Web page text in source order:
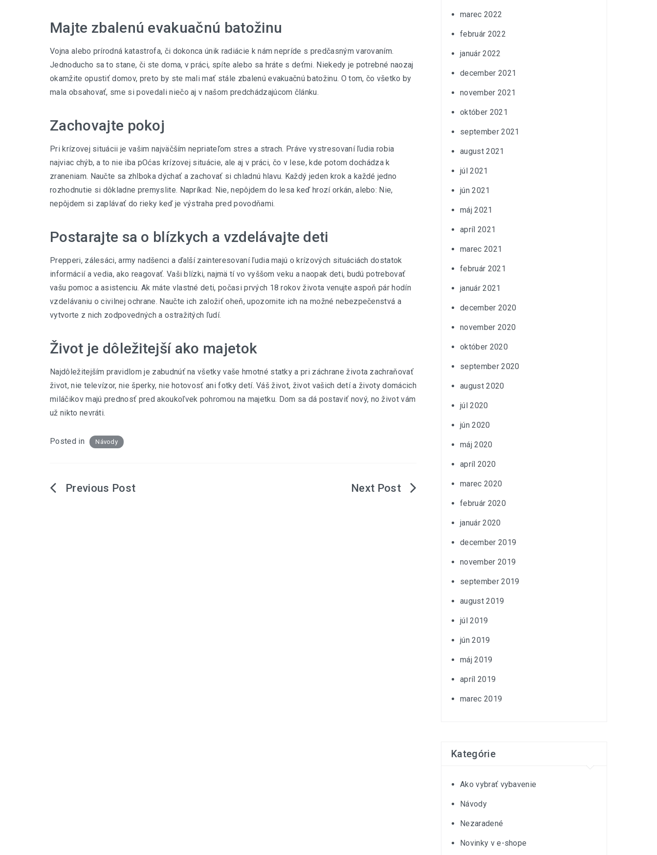
Majte zbalenú evakuačnú batožinu
Vojna alebo prírodná katastrofa, či dokonca únik radiácie k nám nepríde s predčasným varovaním.
Jednoducho sa to stane, či ste doma, v práci, spíte alebo sa hráte s deťmi. Niekedy je potrebné naozaj
okamžite opustiť domov, preto by ste mali mať stále zbalenú evakuačnú batožinu. O tom, čo všetko by
mala obsahovať, sme si povedali niečo aj v našom predchádzajúcom článku.
Zachovajte pokoj
Pri krízovej situácii je vašim najväčším nepriateľom stres a strach. Práve vystresovaní ľudia robia
najviac chýb, a to nie iba pOćas krízovej situácie, ale aj v práci, čo v lese, kde potom dochádza k
zraneniam. Naučte sa zhlboka dýchať a zachovať si chladnú hlavu. Každý jeden krok a každé jedno
rozhodnutie si dôkladne premyslite. Napríkad: Nie, nepôjdem do lesa keď hrozí orkán, alebo: Nie,
nepôjdem si zaplávať do rieky keď je výstraha pred povodňami.
Postarajte sa o blízkych a vzdelávajte deti
Prepperi, zálesáci, army nadšenci a ďalší zainteresovaní ľudia majú o krízových situáciách dostatok
informácií a vedia, ako reagovať. Vaši blízki, najmä tí vo vyššom veku a naopak deti, budú potrebovať
vašu pomoc a asistenciu. Ak máte vlastné deti, počasi prvých 18 rokov života venujte aspoň pár hodín
vzdelávaniu o civilnej ochrane. Naučte ich založiť oheň, upozornite ich na možné nebezpečenstvá a
vytvorte z nich zodpovedných a ostražitých ľudí.
Život je dôležitejší ako majetok
Najdôležitejším pravidlom je zabudnúť na všetky vaše hmotné statky a pri záchrane života zachraňovať
život, nie televízor, nie šperky, nie hotovosť ani fotky detí. Váš život, život vašich detí a životy domácich
miláčikov majú prednosť pred akoukoľvek pohromou na majetku. Dom sa dá postaviť nový, no život vám
už nikto nevráti.
Posted in Návody
Navigácia
marec 2022
február 2022
január 2022
december 2021
november 2021
október 2021
september 2021
august 2021
júl 2021
jún 2021
máj 2021
apríl 2021
marec 2021
február 2021
január 2021
december 2020
november 2020
október 2020
september 2020
august 2020
júl 2020
jún 2020
máj 2020
apríl 2020
marec 2020
február 2020
január 2020
december 2019
november 2019
september 2019
august 2019
júl 2019
jún 2019
máj 2019
apríl 2019
marec 2019
Kategórie
Ako vybrať vybavenie
Návody
Nezaradené
Novinky v e-shope